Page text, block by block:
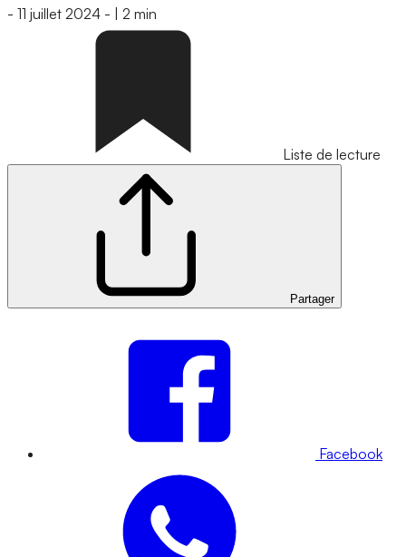
- 11 juillet 2024 - 2 min
Liste de lecture
Partager
Facebook